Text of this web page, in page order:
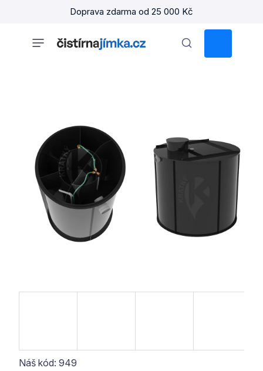
Doprava zdarma od 25 000 Kč
KOŠÍK
Náš kód: 949